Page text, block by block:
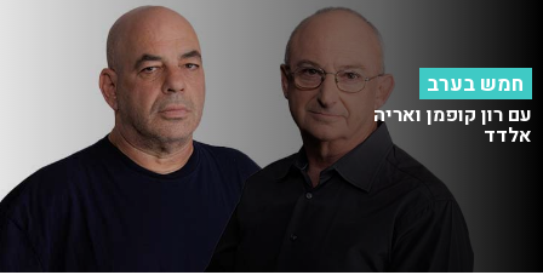
חמש בערב
עם רון קופמן ואריה
אלדד